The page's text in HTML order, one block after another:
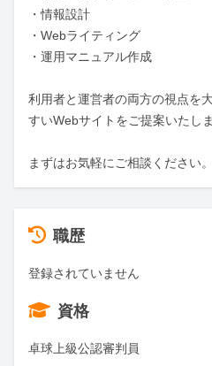
・情報設計
・Webライティング
・運用マニュアル作成
利用者と運営者の両方の視点を
すいWebサイトをご提案いたしま
まずはお気軽にご相談ください。
職歴
登録されていません
資格
卓球上級公認審判員